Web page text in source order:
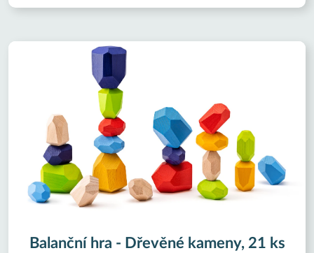
Balanční hra - Dřevěné kameny, 21 ks